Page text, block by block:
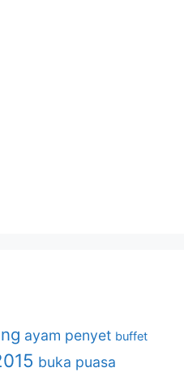
ayam penyet buffet
buka puasa